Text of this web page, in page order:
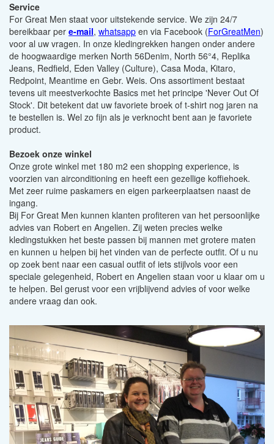
Service
For Great Men staat voor uitstekende service. We zijn 24/7
bereikbaar per e-mail, whatsapp en via Facebook (ForGreatMen)
voor al uw vragen. In onze kledingrekken hangen onder andere
de hoogwaardige merken North 56Denim, North 56°4, Replika
Jeans, Redfield, Eden Valley (Culture), Casa Moda, Kitaro,
Redpoint, Meantime en Gebr. Weis. Ons assortiment bestaat
tevens uit meestverkochte Basics met het principe 'Never Out Of
Stock'. Dit betekent dat uw favoriete broek of t-shirt nog jaren na
te bestellen is. Wel zo fijn als je verknocht bent aan je favoriete
product.
Bezoek onze winkel
Onze grote winkel met 180 m2 een shopping experience, is
voorzien van airconditioning en heeft een gezellige koffiehoek.
Met zeer ruime paskamers en eigen parkeerplaatsen naast de
ingang.
Bij For Great Men kunnen klanten profiteren van het persoonlijke
advies van Robert en Angelien. Zij weten precies welke
kledingstukken het beste passen bij mannen met grotere maten
en kunnen u helpen bij het vinden van de perfecte outfit. Of u nu
op zoek bent naar een casual outfit of iets stijlvols voor een
speciale gelegenheid, Robert en Angelien staan voor u klaar om u
te helpen. Bel gerust voor een vrijblijvend advies of voor welke
andere vraag dan ook.